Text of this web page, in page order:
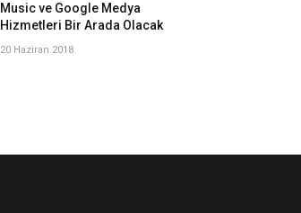
Music ve Google Medya
Hizmetleri Bir Arada Olacak
20 Haziran 2018